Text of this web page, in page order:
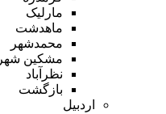
مارلیک
ماهدشت
محمدشهر
مشکین شهر
نظرآباد
بازگشت
اردبیل